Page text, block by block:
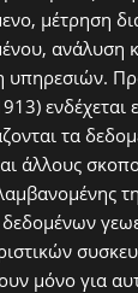
μέτρηση
ανάλυση
υπηρεσιών.
ενδέχεται
τα
άλλους
μόνο για